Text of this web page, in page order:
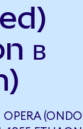
в
(ONDO